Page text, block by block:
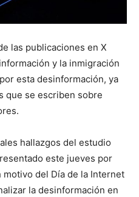
las publicaciones en X
y la inmigración
esta desinformación, ya
que se escriben sobre
hallazgos del estudio
este jueves por
del Día de la Internet
la desinformación en